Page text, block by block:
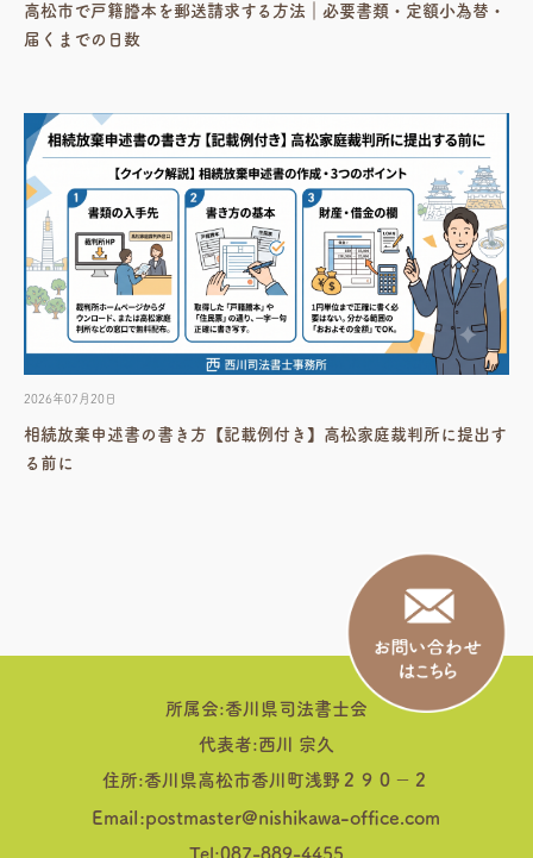
高松市で戸籍謄本を郵送請求する方法｜必要書類・定額小為替・
届くまでの日数
2026年07月20日
相続放棄申述書の書き方【記載例付き】高松家庭裁判所に提出す
る前に
所属会:香川県司法書士会
代表者:西川 宗久
住所:香川県高松市香川町浅野２９０−２
Email:postmaster@nishikawa-office.com
Tel:087-889-4455